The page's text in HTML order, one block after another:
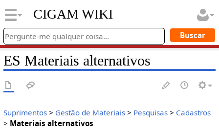
CIGAM WIKI
ES Materiais alternativos
Suprimentos> Gestão de Materiais> Pesquisas> Cadastros
> Materiais alternativos